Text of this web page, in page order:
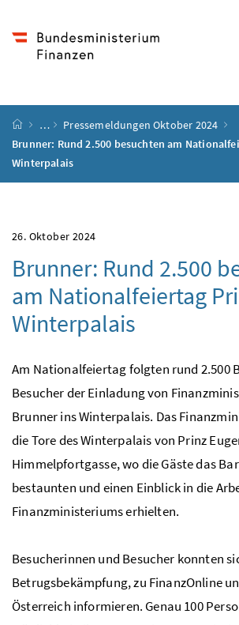
Startseite
…
Pressemeldungen Oktober 2024
Brunner: Rund 2.500 besuchten am
Winterpalais
26. Oktober 2024
Brunner: Rund 2.500
am Nationalfeiertag
Winterpalais
Am Nationalfeiertag folgten rund 2.500
Besucher der Einladung von
Brunner ins Winterpalais. Das
die Tore des Winterpalais von Prinz
Himmelpfortgasse, wo die Gäste das
bestaunten und einen Einblick in die
Finanzministeriums erhielten.
Besucherinnen und Besucher konnten
Betrugsbekämpfung, zu FinanzOnline
Österreich informieren. Genau 100